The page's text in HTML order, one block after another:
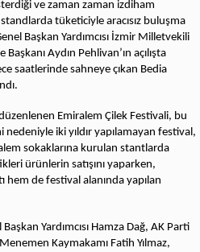
ve zaman zaman izdiham
tüketiciyle aracısız buluşma
Başkan Yardımcısı İzmir Milletvekili
Aydın Pehlivan’ın açılışta
saatlerinde sahneye çıkan Bedia
Emiralem Çilek Festivali, bu
nedeniyle iki yıldır yapılamayan festival,
sokaklarına kurulan stantlarda
ürünlerin satışını yaparken,
hem de festival alanında yapılan
Yardımcısı Hamza Dağ, AK Parti
Kaymakamı Fatih Yılmaz,